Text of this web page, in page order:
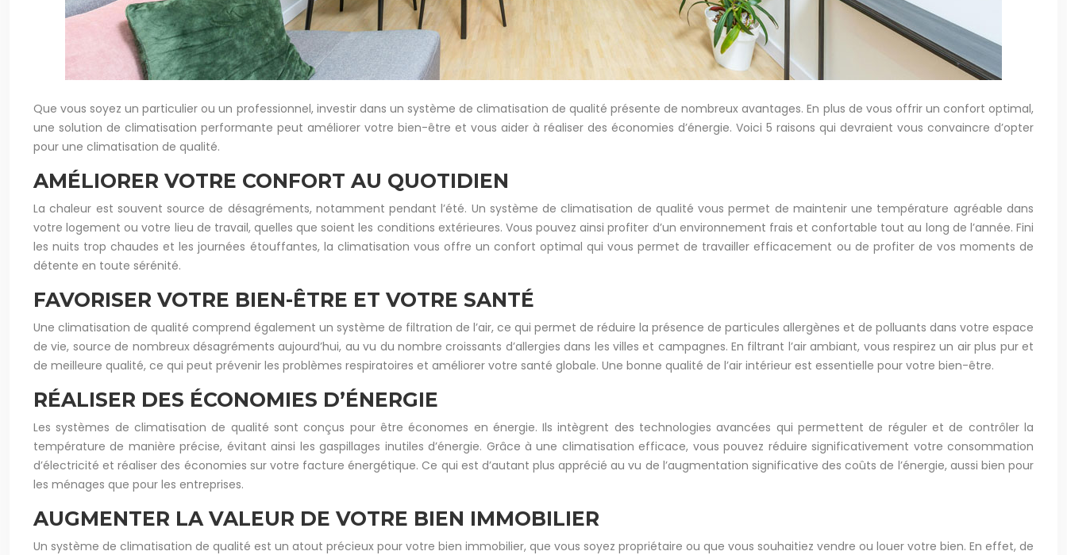
Que vous soyez un particulier ou un professionnel, investir dans un système de climatisation de qualité présente de nombreux avantages. En plus de vous offrir un confort optimal,
une solution de climatisation performante peut améliorer votre bien-être et vous aider à réaliser des économies d’énergie. Voici 5 raisons qui devraient vous convaincre d’opter
pour une climatisation de qualité.
AMÉLIORER VOTRE CONFORT AU QUOTIDIEN
La chaleur est souvent source de désagréments, notamment pendant l’été. Un système de climatisation de qualité vous permet de maintenir une température agréable dans
votre logement ou votre lieu de travail, quelles que soient les conditions extérieures. Vous pouvez ainsi profiter d’un environnement frais et confortable tout au long de l’année. Fini
les nuits trop chaudes et les journées étouffantes, la climatisation vous offre un confort optimal qui vous permet de travailler efficacement ou de profiter de vos moments de
détente en toute sérénité.
FAVORISER VOTRE BIEN-ÊTRE ET VOTRE SANTÉ
Une climatisation de qualité comprend également un système de filtration de l’air, ce qui permet de réduire la présence de particules allergènes et de polluants dans votre espace
de vie, source de nombreux désagréments aujourd’hui, au vu du nombre croissants d’allergies dans les villes et campagnes. En filtrant l’air ambiant, vous respirez un air plus pur et
de meilleure qualité, ce qui peut prévenir les problèmes respiratoires et améliorer votre santé globale. Une bonne qualité de l’air intérieur est essentielle pour votre bien-être.
RÉALISER DES ÉCONOMIES D’ÉNERGIE
Les systèmes de climatisation de qualité sont conçus pour être économes en énergie. Ils intègrent des technologies avancées qui permettent de réguler et de contrôler la
température de manière précise, évitant ainsi les gaspillages inutiles d’énergie. Grâce à une climatisation efficace, vous pouvez réduire significativement votre consommation
d’électricité et réaliser des économies sur votre facture énergétique. Ce qui est d’autant plus apprécié au vu de l’augmentation significative des coûts de l’énergie, aussi bien pour
les ménages que pour les entreprises.
AUGMENTER LA VALEUR DE VOTRE BIEN IMMOBILIER
Un système de climatisation de qualité est un atout précieux pour votre bien immobilier, que vous soyez propriétaire ou que vous souhaitiez vendre ou louer votre bien. En effet, de